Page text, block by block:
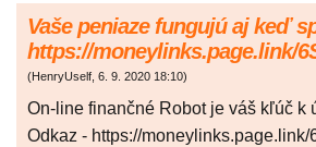
Vaše peniaze fungujú aj keď
https://moneylinks.page.link/
(HenryUself, 6. 9. 2020 18:10)
On-line finančné Robot je váš kľúč k
Odkaz - https://moneylinks.page.link/